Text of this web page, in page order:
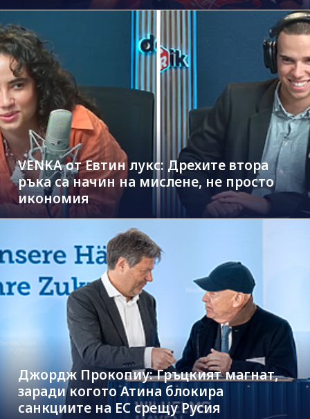
VENKA от Евтин лукс: Дрехите втора
ръка са начин на мислене, не просто
икономия
Джордж Прокопиу: Гръцкият магнат,
заради когото Атина блокира
санкциите на ЕС срещу Русия